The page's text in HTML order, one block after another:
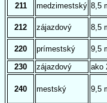
211
medzimestský 8,5
212 zájazdový 8,5
220
prímestský 9,5
230
zájazdový ako
240 mestský 9,5